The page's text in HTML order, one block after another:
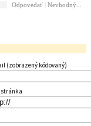
Odpovedať Nevhodný...
(zobrazený kódovaný)